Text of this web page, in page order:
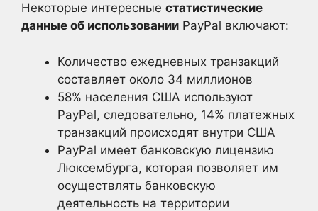
Некоторые интересные статистические
данные об использовании PayPal включают:
Количество ежедневных транзакций
составляет около 34 миллионов
58% населения США используют
PayPal, следовательно, 14% платежных
транзакций происходят внутри США
PayPal имеет банковскую лицензию
Люксембурга, которая позволяет им
осуществлять банковскую
деятельность на территории